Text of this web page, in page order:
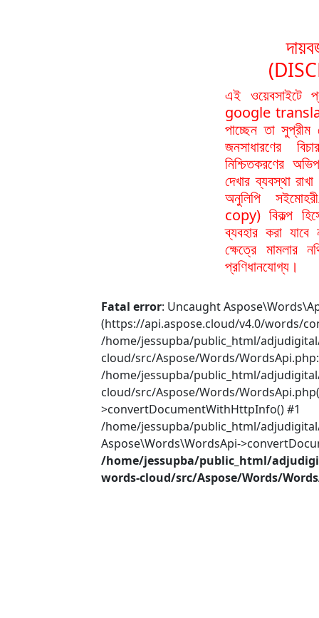
এই ওয়েবসাইটে
google
পাচ্ছেন তা
জনসাধারণের
নিশ্চিতকরণের
দেখার ব্যবস্থা
অনুলিপি
copy) বিকল্প
ব্যবহার করা
ক্ষেত্রে মামলার
প্রণিধানযোগ্য।
Fatal error: Uncaught
(https://api.aspose.cloud/v4.0/words/
/home/jessupba/public_html/
cloud/src/Aspose/Words/
/home/jessupba/public_html/
cloud/src/Aspose/Words/
>convertDocumentWithHttpInfo() #1
/home/jessupba/public_html/
Aspose\Words\WordsApi-
/home/jessupba/public_html/
words-cloud/src/Aspose/Words/